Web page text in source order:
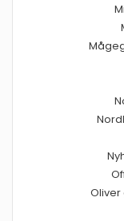
Oliver